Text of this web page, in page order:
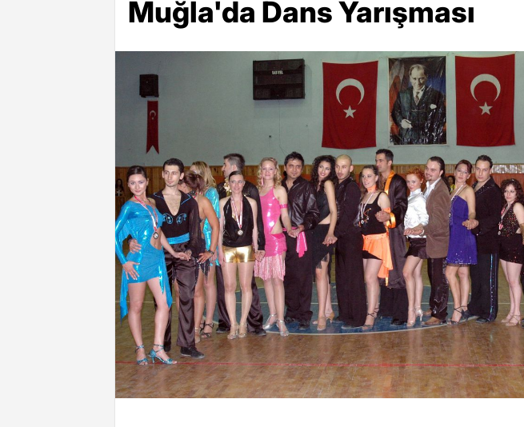
Muğla'da Dans Yarışması